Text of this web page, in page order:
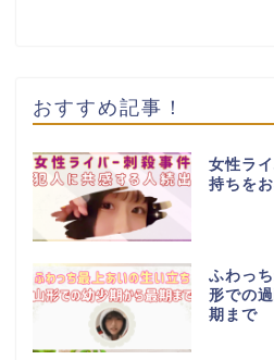
おすすめ記事！
女性ラ
持ちを
ふわっ
形での
期まで